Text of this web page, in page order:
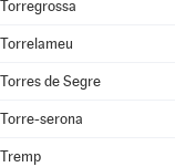
Torregrossa
Torrelameu
Torres de Segre
Torre-serona
Tremp